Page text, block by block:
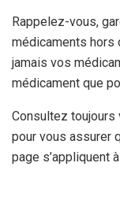
Rappelez-vous,
médicaments hors
jamais vos
médicament que
Consultez
pour vous assurer
page s’appliquent